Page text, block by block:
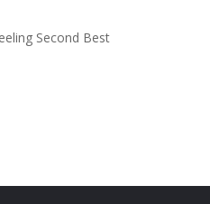
Second Best